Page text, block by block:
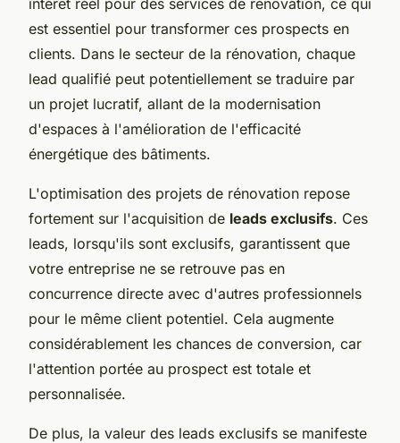
est essentiel pour transformer ces prospects en
clients. Dans le secteur de la rénovation, chaque
lead qualifié peut potentiellement se traduire par
un projet lucratif, allant de la modernisation
d'espaces à l'amélioration de l'efficacité
énergétique des bâtiments.
L'optimisation des projets de rénovation repose
fortement sur l'acquisition de leads exclusifs. Ces
leads, lorsqu'ils sont exclusifs, garantissent que
votre entreprise ne se retrouve pas en
concurrence directe avec d'autres professionnels
pour le même client potentiel. Cela augmente
considérablement les chances de conversion, car
l'attention portée au prospect est totale et
personnalisée.
De plus, la valeur des leads exclusifs se manifeste